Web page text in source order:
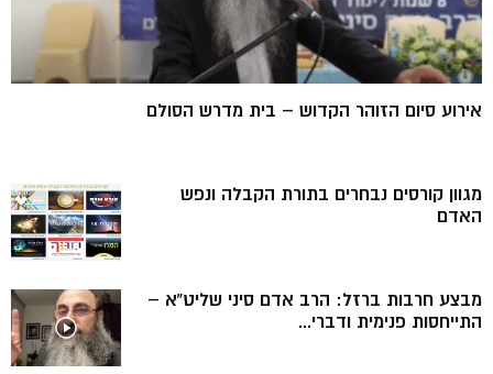
אירוע סיום הזוהר הקדוש – בית מדרש הסולם
מגוון קורסים נבחרים בתורת הקבלה ונפש
האדם
מבצע חרבות ברזל: הרב אדם סיני שליט”א –
התייחסות פנימית ודברי...